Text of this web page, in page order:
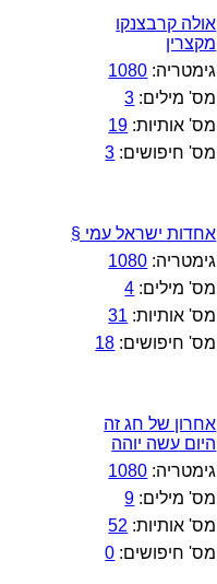
אולה קרבצנקו
מקצרין
גימטריה: 1080
מס' מילים: 3
מס' אותיות: 19
מס' חיפושים: 3
אחדות ישראל עמי §
גימטריה: 1080
מס' מילים: 4
מס' אותיות: 31
מס' חיפושים: 18
אחרון של חג זה
היום עשה יוהה
גימטריה: 1080
מס' מילים: 9
מס' אותיות: 52
מס' חיפושים: 0